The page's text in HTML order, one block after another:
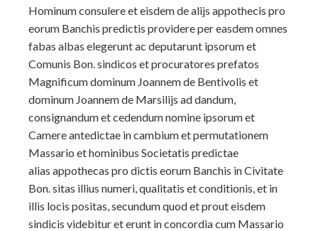
Hominum consulere et eisdem de alijs appothecis pro
eorum Banchis predictis provìdere per easdem omnes
fabas albas elegerunt ac deputarunt ipsorum et
Comunis Bon. sindicos et procuratores prefatos
Magnificum dominum Joannem de Bentivolis et
dominum Joannem de Marsilijs ad dandum,
consignandum et cedendum nomine ipsorum et
Camere antedictae in cambium et permutationem
Massario et hominibus Societatis predictae
alias appothecas pro dictis eorum Banchis in Civitate
Bon. sitas illius numeri, qualitatis et conditionis, et in
illis locis positas, secundum quod et prout eisdem
sindicis videbitur et erunt in concordia cum Massario